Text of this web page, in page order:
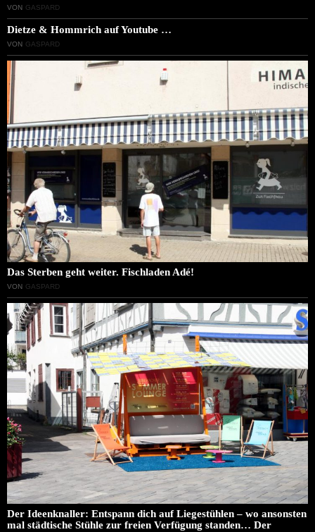
VON GASPARD
Dietze & Hommrich auf Youtube …
VON GASPARD
Das Sterben geht weiter. Fischladen Adé!
VON GASPARD
Der Ideenknaller: Entspann dich auf Liegestühlen – wo ansonsten
mal städtische Stühle zur freien Verfügung standen… Der